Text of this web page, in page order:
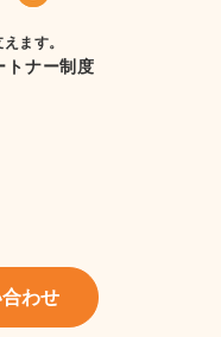
ます。
トナー制度
わせ